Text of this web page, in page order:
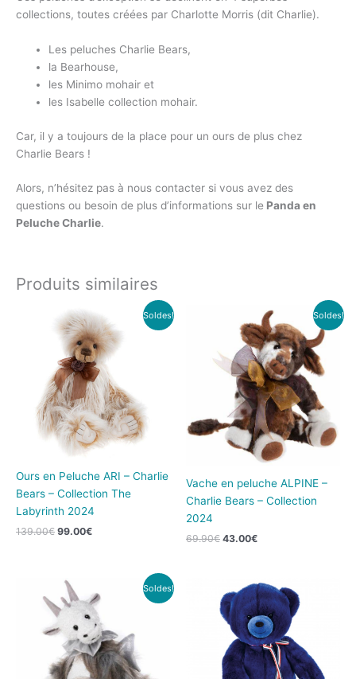
collections, toutes créées par Charlotte Morris (dit Charlie).
Les peluches Charlie Bears,
la Bearhouse,
les Minimo mohair et
les Isabelle collection mohair.
Car, il y a toujours de la place pour un ours de plus chez
Charlie Bears !
Alors, n’hésitez pas à nous contacter si vous avez des
questions ou besoin de plus d’informations sur le Panda en
Peluche Charlie.
Produits similaires
Soldes!
Ours en Peluche ARI – Charlie
Bears – Collection The
Labyrinth 2024
139.00€
prix
initial
était :
139.00€.
99.00€
prix
actuel
est :
99.00€.
Soldes!
Vache en peluche ALPINE –
Charlie Bears – Collection
2024
69.90€
initial
était :
69.90€.
43.00€
Le
prix
actuel
est :
43.00€.
Soldes!
prix
initial
était :
84.00€.
prix
actuel
est :
42.00€.